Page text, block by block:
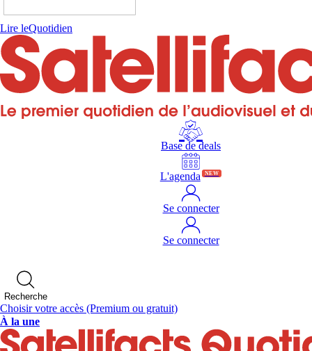
Lire leQuotidien
Base de deals
L'agenda NEW
Se connecter
Se connecter
Recherche
Choisir votre accès (Premium ou gratuit)
À la une